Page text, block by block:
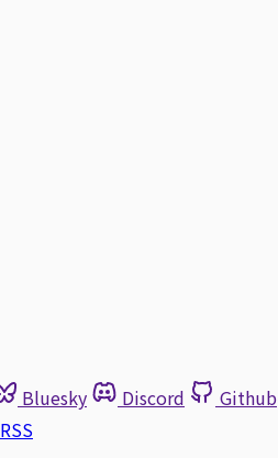
Bluesky Discord Github
RSS